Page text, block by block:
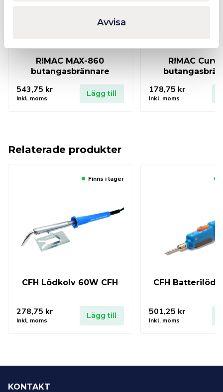
Avvisa
R!MAC MAX-860
butangasbrännare
543,75 kr
Inkl. moms
Lägg till
R!MAC
178,75 kr
Inkl. moms
Relaterade produkter
Finns i lager
CFH Lödkolv 60W CFH
278,75 kr
Inkl. moms
Lägg till
CFH
501,25 kr
Inkl. moms
KONTAKT